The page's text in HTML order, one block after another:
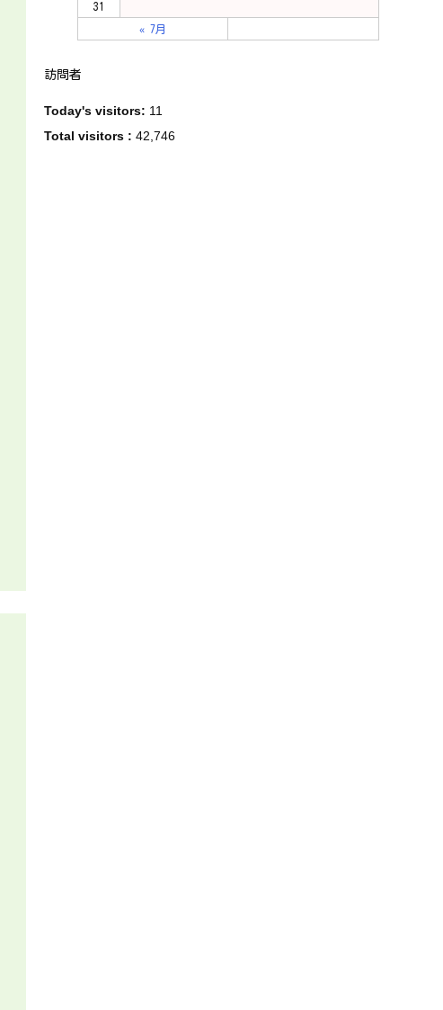
31
« 7月
訪問者
Today's visitors: 11
Total visitors : 42,746